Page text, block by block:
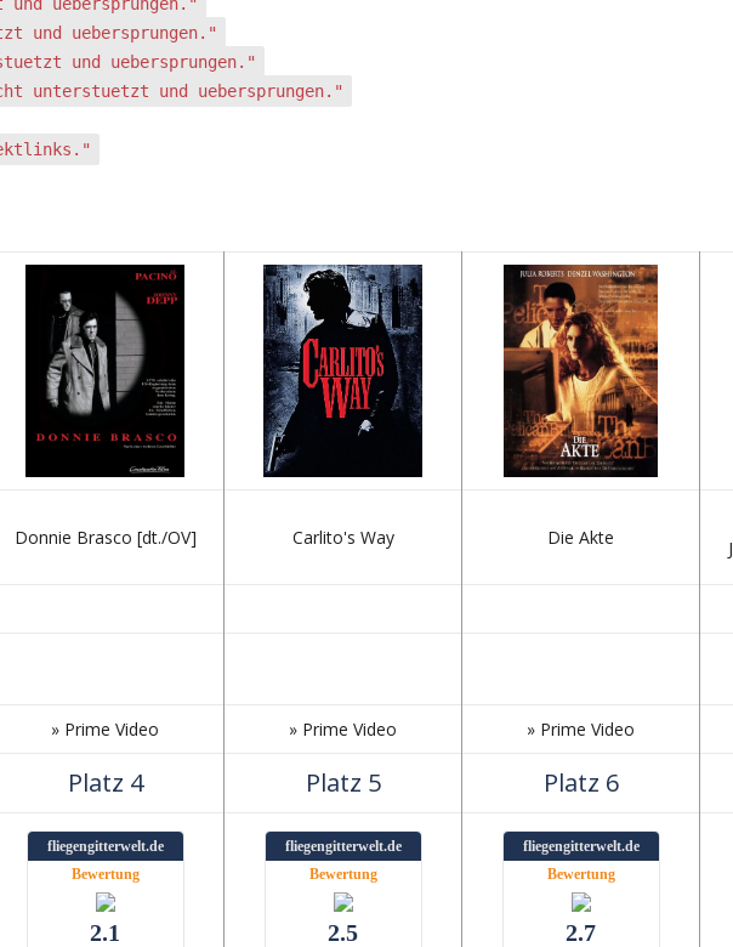
und uebersprungen."
und uebersprungen."
unterstuetzt und uebersprungen."
Donnie Brasco [dt./OV] Carlito's Way Die Akte
» Prime Video » Prime Video » Prime Video
Platz 4 Platz 5 Platz 6
fliegengitterwelt.de
Bewertung
2.1
fliegengitterwelt.de
Bewertung
2.5
fliegengitterwelt.de
Bewertung
2.7